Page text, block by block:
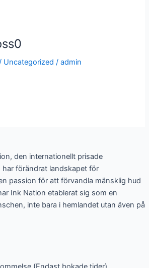
Uncategorized /admin
den internationellt prisade
förändrat landskapet för
passion för att förvandla mänsklig hud
Ink Nation etablerat sig som en
inte bara i hemlandet utan även på